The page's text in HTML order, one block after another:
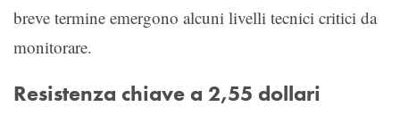
breve termine emergono alcuni livelli tecnici critici da
monitorare.
Resistenza chiave a 2,55 dollari